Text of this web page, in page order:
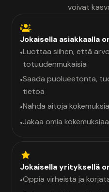
voivat
Jokaisella asiakkaalla
•Luottaa siihen, että
totuudenmukaisia
•Saada puolueetonta,
tietoa
•Nähdä aitoja
•Jakaa omia
Jokaisella yrityksellä
•Oppia virheistä ja